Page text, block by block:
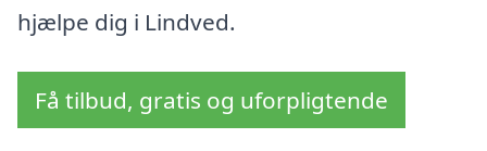
hjælpe dig i Lindved.
Få tilbud, gratis og uforpligtende